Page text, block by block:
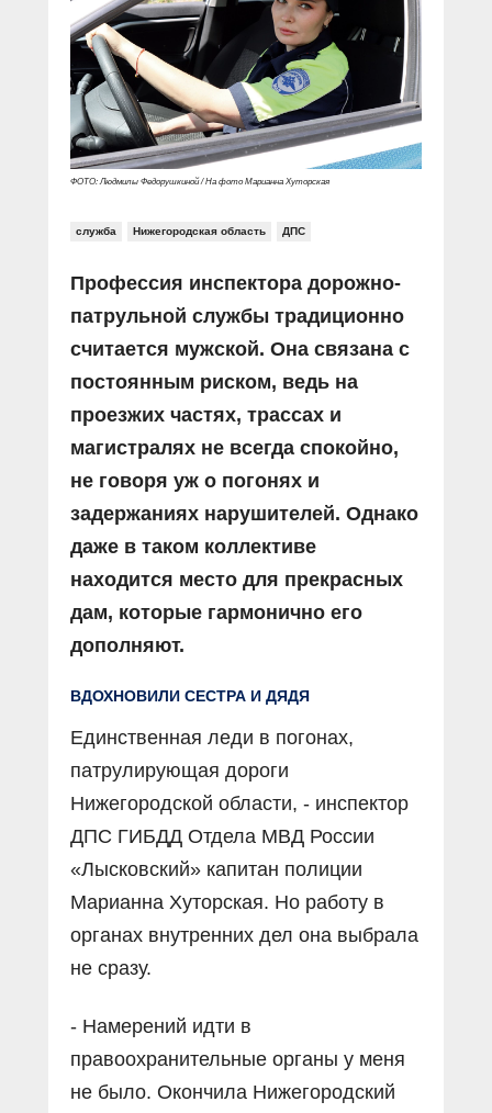
Социальные ролики
Документальные фильмы
Прямой разговор
В знании сила
Специальный репортаж
КиберПОСТОВОЙ
Газета «Щит и меч»
Журнал «Полиция России»
О ПОРТАЛЕ
Контакты
Вакансии
ФОТО: Людмилы Федорушкиной / На фото Марианна Хуторская
служба Нижегородская область ДПС
Профессия инспектора дорожно-
патрульной службы традиционно
считается мужской. Она связана с
постоянным риском, ведь на
проезжих частях, трассах и
магистралях не всегда спокойно,
не говоря уж о погонях и
задержаниях нарушителей. Однако
даже в таком коллективе
находится место для прекрасных
дам, которые гармонично его
дополняют.
ВДОХНОВИЛИ СЕСТРА И ДЯДЯ
Единственная леди в погонах,
патрулирующая дороги
Нижегородской области, - инспектор
ДПС ГИБДД Отдела МВД России
«Лысковский» капитан полиции
Марианна Хуторская. Но работу в
органах внутренних дел она выбрала
не сразу.
- Намерений идти в
правоохранительные органы у меня
не было. Окончила Нижегородский